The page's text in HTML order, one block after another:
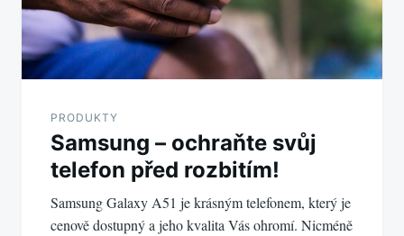
PRODUKTY
Samsung – ochraňte svůj
telefon před rozbitím!
Samsung Galaxy A51 je krásným telefonem, který je
cenově dostupný a jeho kvalita Vás ohromí. Nicméně